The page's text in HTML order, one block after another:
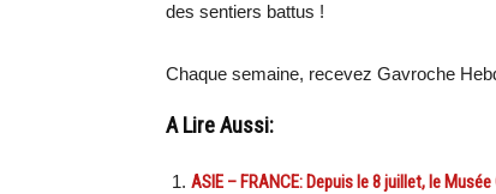
des sentiers battus !
Chaque semaine, recevez Gavroche
A Lire Aussi:
ASIE – FRANCE: Depuis le 8 juillet, le